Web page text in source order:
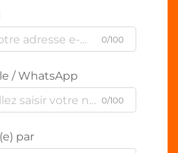
0/100
/ WhatsApp
0/100
par